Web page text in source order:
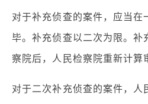
对于补充侦查的案件，应当在
毕。补充侦查以二次为限。补
察院后，人民检察院重新计算
对于二次补充侦查的案件，人